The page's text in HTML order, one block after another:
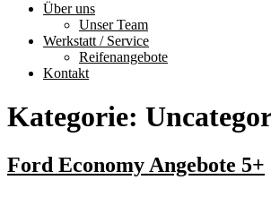
Über uns
Unser Team
Werkstatt / Service
Reifenangebote
Kontakt
Kategorie:
Ford Economy Angebote 5+